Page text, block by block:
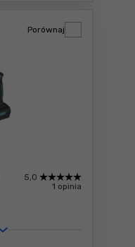
5,0
1 opinia
Porównaj